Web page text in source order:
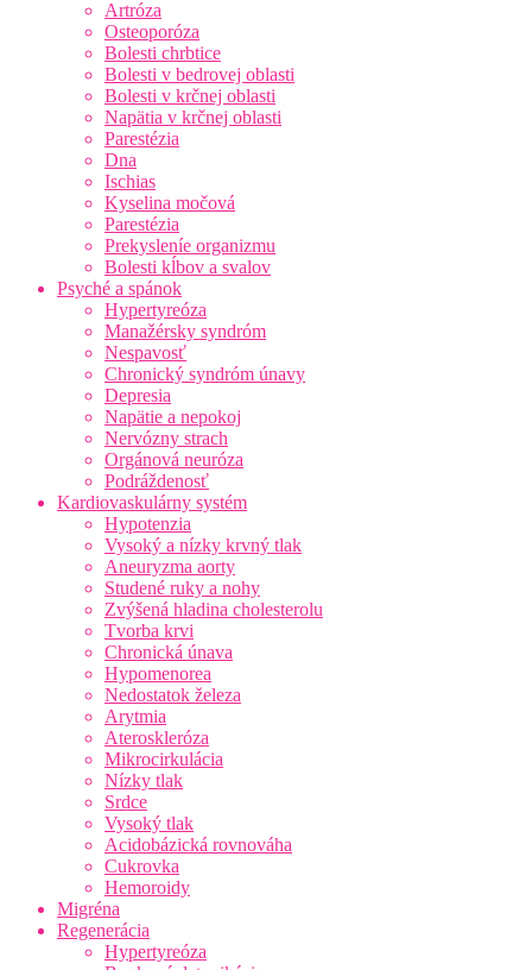
Artróza
Osteoporóza
Bolesti chrbtice
Bolesti v bedrovej oblasti
Bolesti v krčnej oblasti
Napätia v krčnej oblasti
Parestézia
Dna
Ischias
Kyselina močová
Parestézia
Prekysleníe organizmu
Bolesti kĺbov a svalov
Psyché a spánok
Hypertyreóza
Manažérsky syndróm
Nespavosť
Chronický syndróm únavy
Depresia
Napätie a nepokoj
Nervózny strach
Orgánová neuróza
Podráždenosť
Kardiovaskulárny systém
Hypotenzia
Vysoký a nízky krvný tlak
Aneuryzma aorty
Studené ruky a nohy
Zvýšená hladina cholesterolu
Tvorba krvi
Chronická únava
Hypomenorea
Nedostatok železa
Arytmia
Ateroskleróza
Mikrocirkulácia
Nízky tlak
Srdce
Vysoký tlak
Acidobázická rovnováha
Cukrovka
Hemoroidy
Migréna
Regenerácia
Hypertyreóza